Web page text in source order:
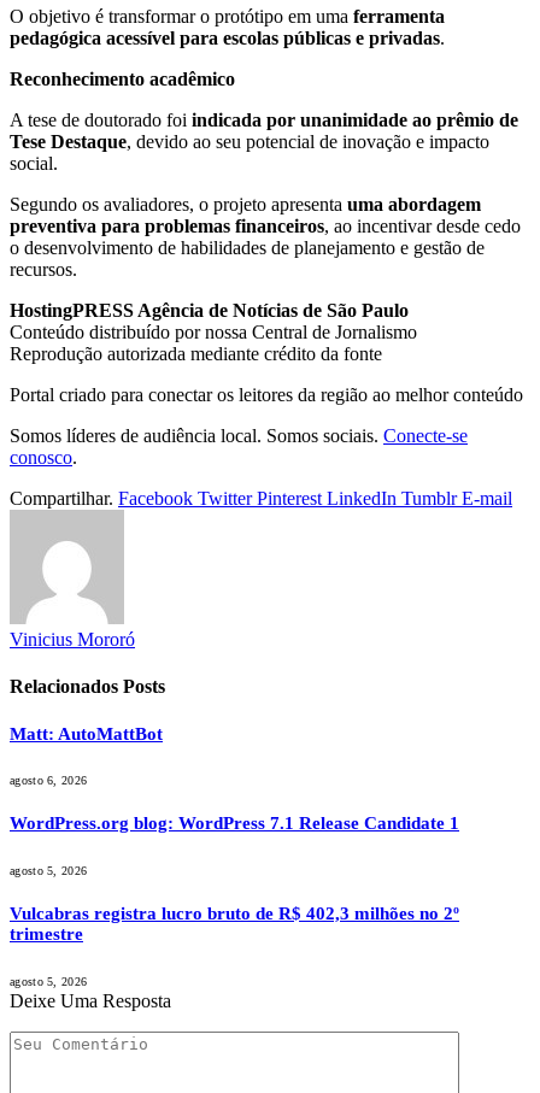
O objetivo é transformar o protótipo em uma ferramenta
pedagógica acessível para escolas públicas e privadas.
Reconhecimento acadêmico
A tese de doutorado foi indicada por unanimidade ao prêmio de
Tese Destaque, devido ao seu potencial de inovação e impacto
social.
Segundo os avaliadores, o projeto apresenta uma abordagem
preventiva para problemas financeiros, ao incentivar desde cedo
o desenvolvimento de habilidades de planejamento e gestão de
recursos.
HostingPRESS Agência de Notícias de São Paulo
Conteúdo distribuído por nossa Central de Jornalismo
Reprodução autorizada mediante crédito da fonte
Portal criado para conectar os leitores da região ao melhor conteúdo
Somos líderes de audiência local. Somos sociais. Conecte-se
conosco.
Compartilhar. Facebook Twitter Pinterest LinkedIn Tumblr E-mail
Vinicius Mororó
Relacionados Posts
Matt: AutoMattBot
agosto 6, 2026
WordPress.org blog: WordPress 7.1 Release Candidate 1
agosto 5, 2026
Vulcabras registra lucro bruto de R$ 402,3 milhões no 2º
trimestre
agosto 5, 2026
Deixe Uma Resposta